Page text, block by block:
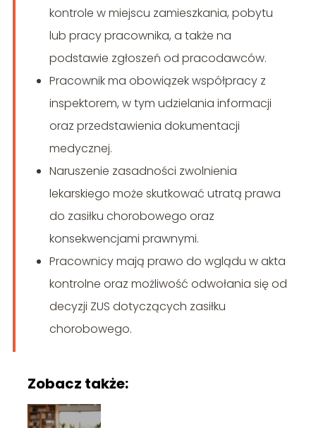
kontrole w miejscu zamieszkania, pobytu
lub pracy pracownika, a także na
podstawie zgłoszeń od pracodawców.
Pracownik ma obowiązek współpracy z
inspektorem, w tym udzielania informacji
oraz przedstawienia dokumentacji
medycznej.
Naruszenie zasadności zwolnienia
lekarskiego może skutkować utratą prawa
do zasiłku chorobowego oraz
konsekwencjami prawnymi.
Pracownicy mają prawo do wglądu w akta
kontrolne oraz możliwość odwołania się od
decyzji ZUS dotyczących zasiłku
chorobowego.
Zobacz także: